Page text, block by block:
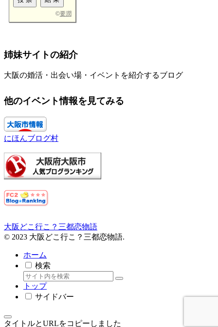
©要潤
姉妹サイトの紹介
大阪の婚活・出会い場・イベントを紹介するブログ
他のイベント情報を見てみる
にほんブログ村
大阪どこ行こ？三都恋物語
© 2023 大阪どこ行こ？三都恋物語.
ホーム
検索
トップ
サイドバー
タイトルとURLをコピーしました